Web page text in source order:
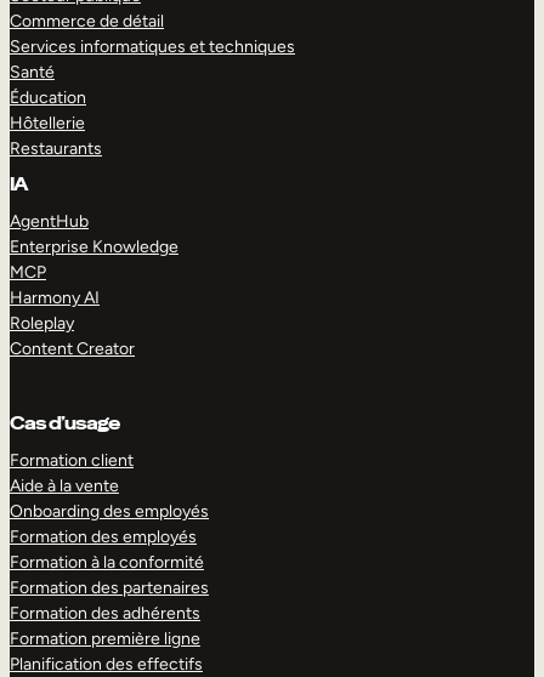
Commerce de détail
Services informatiques et techniques
Santé
Éducation
Hôtellerie
Restaurants
IA
AgentHub
Enterprise Knowledge
MCP
Harmony AI
Roleplay
Content Creator
Cas d’usage
Formation client
Aide à la vente
Onboarding des employés
Formation des employés
Formation à la conformité
Formation des partenaires
Formation des adhérents
Formation première ligne
Planification des effectifs